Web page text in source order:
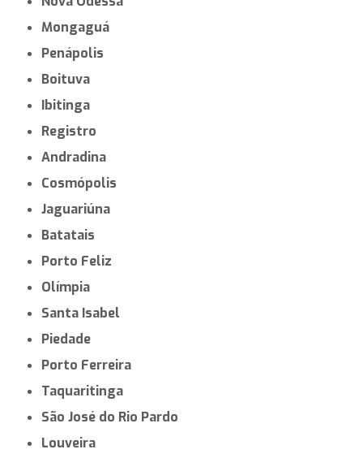
Mongaguá
Penápolis
Boituva
Ibitinga
Registro
Andradina
Cosmópolis
Jaguariúna
Batatais
Porto Feliz
Olímpia
Santa Isabel
Piedade
Porto Ferreira
Taquaritinga
São José do Rio Pardo
Louveira